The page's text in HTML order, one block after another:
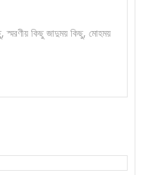
কিছু জাদুময় কিছু, মোহময়